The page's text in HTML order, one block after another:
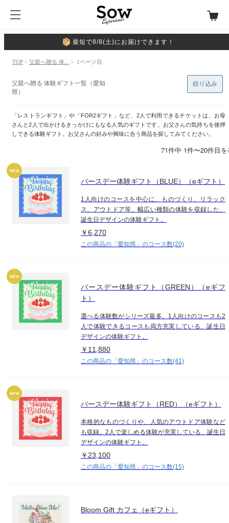
最短で8/8(土)にお届けできます！
TOP > 父親へ贈る 体... > 1ページ目
父親へ贈る 体験ギフト一覧（愛知
県）
「レストランギフト」や「FOR2ギフト」など、2人で利用できるチケットは、お母
さんと2人で出かけるきっかけにもなる人気のギフトです。お父さんの気持ちを後押
しできる体験ギフト。お父さんの好みや興味に合う商品を探してみてください。
絞り込み
71件中 1件〜20件目
バースデー体験ギフト（BLUE）（eギフト）
1人向けのコースを中心に、ものづくり、リラック
ス、アウトドア等、幅広い種類の体験を収録した、
誕生日デザインの体験ギフト。
￥6,270
この商品の「愛知県」のコース数(20)
バースデー体験ギフト（GREEN）（eギフ
ト）
選べる体験数がシリーズ最多。1人向けのコースも2
人で体験できるコースも両方充実している、誕生日
デザインの体験ギフト。
￥11,880
この商品の「愛知県」のコース数(41)
バースデー体験ギフト（RED）（eギフト）
本格的なものづくりや、人気のアウトドア体験など
も収録。2人で楽しめる体験が充実している、誕生日
デザインの体験ギフト。
￥23,100
この商品の「愛知県」のコース数(15)
Bloom Gift カフェ（eギフト）